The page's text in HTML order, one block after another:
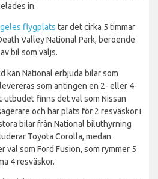
in.
flygplats tar det cirka 5 timmar
Valley National Park, beroende
bil som väljs.
kan National erbjuda bilar som
som antingen en 2- eller 4-
utbudet finns det val som Nissan
och har plats för 2 resväskor i
bilar från National biluthyrning
Toyota Corolla, medan
som Ford Fusion, som rymmer 5
4 resväskor.